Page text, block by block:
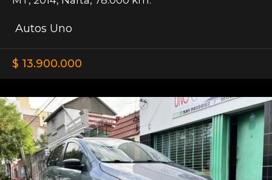
Autos Uno
$ 13.900.000